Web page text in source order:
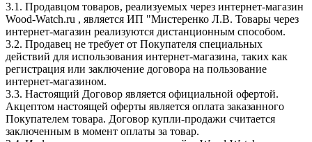
3.1. Продавцом товаров, реализуемых через интернет-магазин
Wood-Watch.ru , является ИП "Мистеренко Л.В. Товары через
интернет-магазин реализуются дистанционным способом.
3.2. Продавец не требует от Покупателя специальных
действий для использования интернет-магазина, таких как
регистрация или заключение договора на пользование
интернет-магазином.
3.3. Настоящий Договор является официальной офертой.
Акцептом настоящей оферты является оплата заказанного
Покупателем товара. Договор купли-продажи считается
заключенным в момент оплаты за товар.